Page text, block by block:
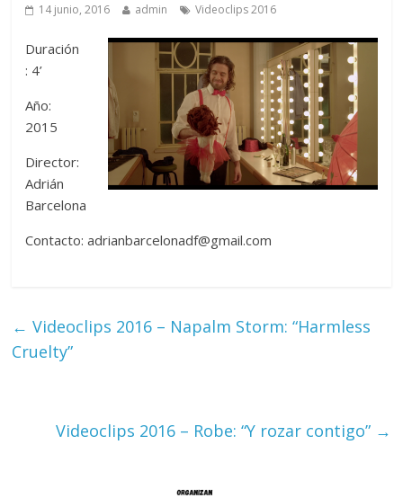
14 junio, 2016 admin Videoclips 2016
Duración
: 4’
Año:
2015
Director:
Adrián
Barcelona
Contacto: adrianbarcelonadf@gmail.com
← Videoclips 2016 – Napalm Storm: “Harmless
Cruelty”
Videoclips 2016 – Robe: “Y rozar contigo” →